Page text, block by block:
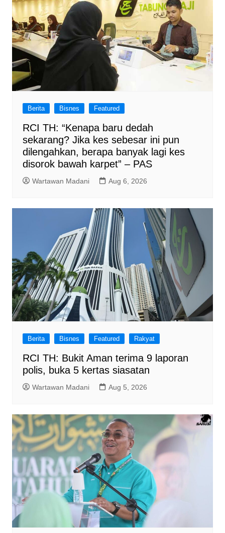
Berita Bisnes Featured
RCI TH: “Kenapa baru dedah
sekarang? Jika kes sebesar ini pun
dilengahkan, berapa banyak lagi kes
disorok bawah karpet” – PAS
Wartawan Madani Aug 6, 2026
Berita Bisnes Featured Rakyat
RCI TH: Bukit Aman terima 9 laporan
polis, buka 5 kertas siasatan
Wartawan Madani Aug 5, 2026